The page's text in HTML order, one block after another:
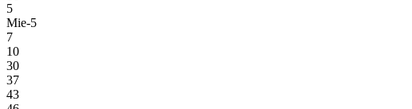
5
Mie-5
7
10
30
37
43